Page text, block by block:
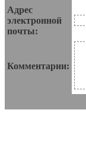
Адрес
электронной
почты:
Комментарии: